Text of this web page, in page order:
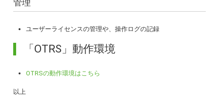
管理
ユーザーライセンスの管理や、操作ログの記録
「OTRS」動作環境
OTRSの動作環境はこちら
以上